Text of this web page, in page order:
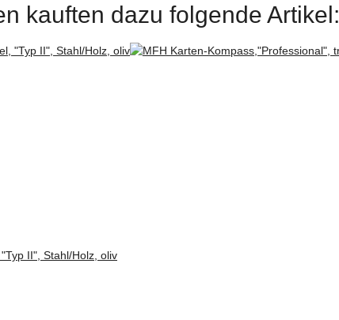
kauften dazu folgende Artikel:
II", Stahl/Holz, oliv